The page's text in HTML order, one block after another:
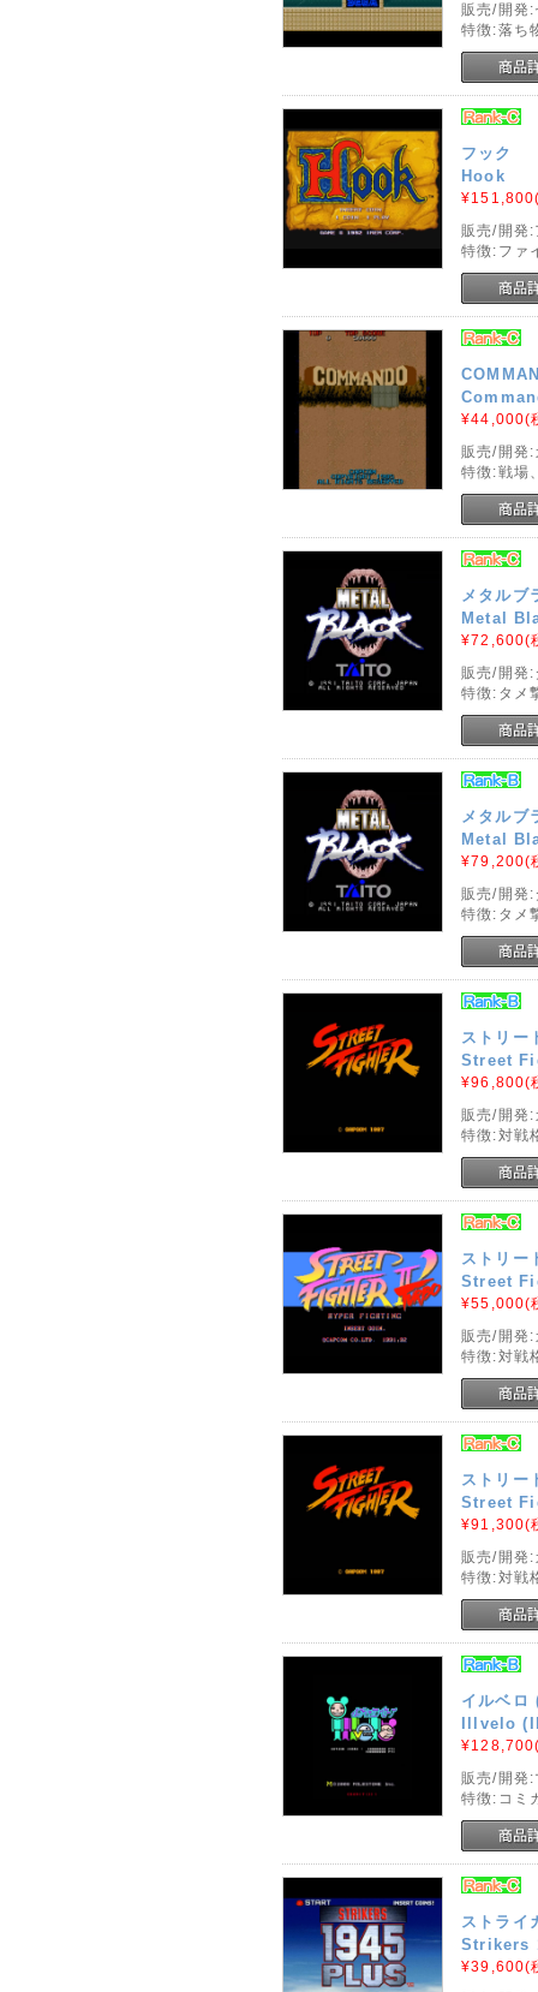
販売/開発:
特徴:落ち
フック
Hook
¥151,800
販売/開発:
特徴:ファ
¥44,000(
販売/開発:
特徴:戦場
メタルブ
Metal
¥72,600(
販売/開発:
特徴:タメ
メタルブ
Metal
¥79,200(
販売/開発:
特徴:タメ
ストリー
Street
¥96,800(
販売/開発:
特徴:対戦
ストリー
Street
¥55,000(
販売/開発:
特徴:対戦
ストリー
Street
¥91,300(
販売/開発:
特徴:対戦
イルベロ
Illvelo
¥128,700
販売/開発:
特徴:コミ
ストライ
Strikers
¥39,600(